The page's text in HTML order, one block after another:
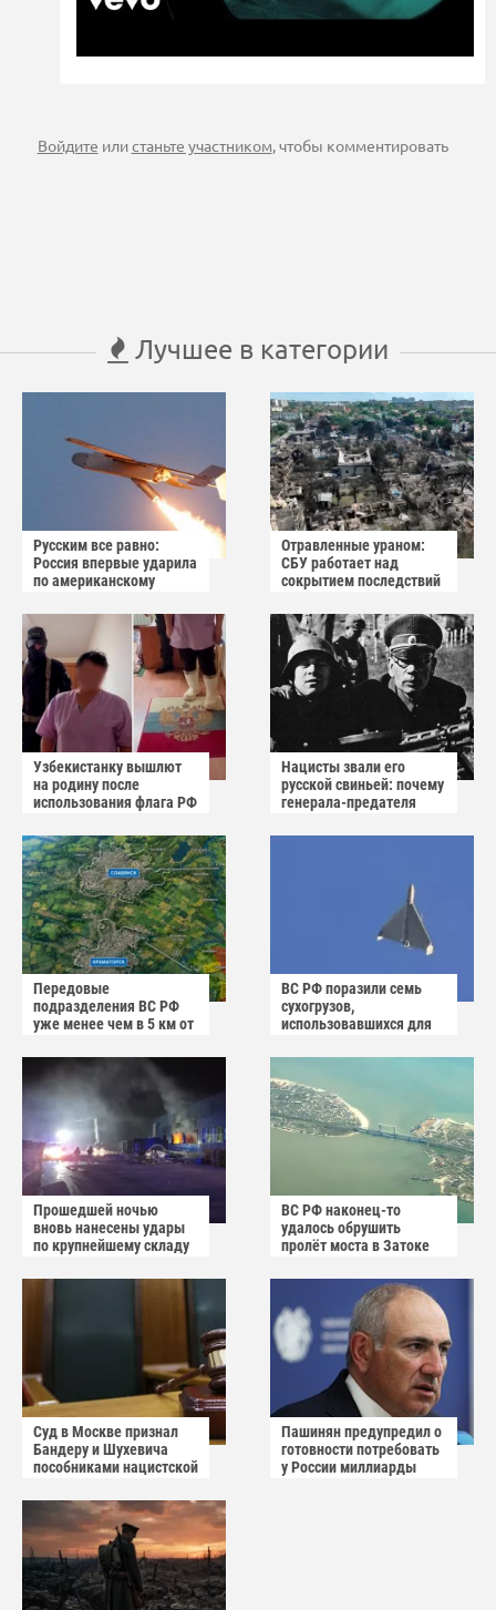
Войдите илистаньте участником, чтобы комментировать
Лучшее в категории
Русским все равно:
Россия впервые ударила
по американскому
Отравленные ураном:
СБУ работает над
сокрытием последствий
Узбекистанку вышлют
на родину после
использования флага РФ
Нацисты звали его
русской свиньей: почему
генерала-предателя
публичного суда
Передовые
подразделения ВС РФ
уже менее чем в 5 км от
Славянска
ВС РФ поразили семь
сухогрузов,
использовавшихся для
Прошедшей ночью
вновь нанесены удары
по крупнейшему складу
маркетплейса Rozetka
ВС РФ наконец-то
удалось обрушить
пролёт моста в Затоке
Суд в Москве признал
Бандеру и Шухевича
пособниками нацистской
Пашинян предупредил о
готовности потребовать
у России миллиарды